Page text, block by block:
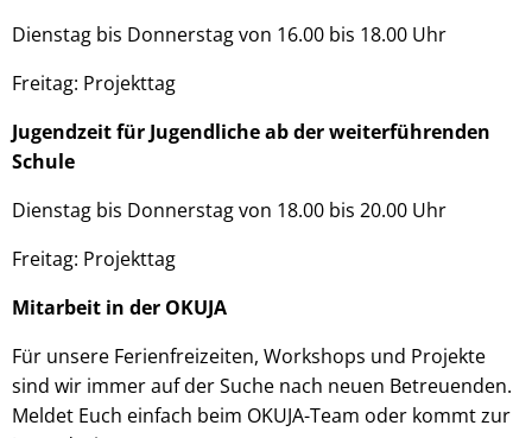
Dienstag bis Donnerstag von 16.00 bis 18.00 Uhr
Freitag: Projekttag
Jugendzeit für Jugendliche ab der weiterführenden
Schule
Dienstag bis Donnerstag von 18.00 bis 20.00 Uhr
Freitag: Projekttag
Mitarbeit in der OKUJA
Für unsere Ferienfreizeiten, Workshops und Projekte
sind wir immer auf der Suche nach neuen Betreuenden.
Meldet Euch einfach beim OKUJA-Team oder kommt zur